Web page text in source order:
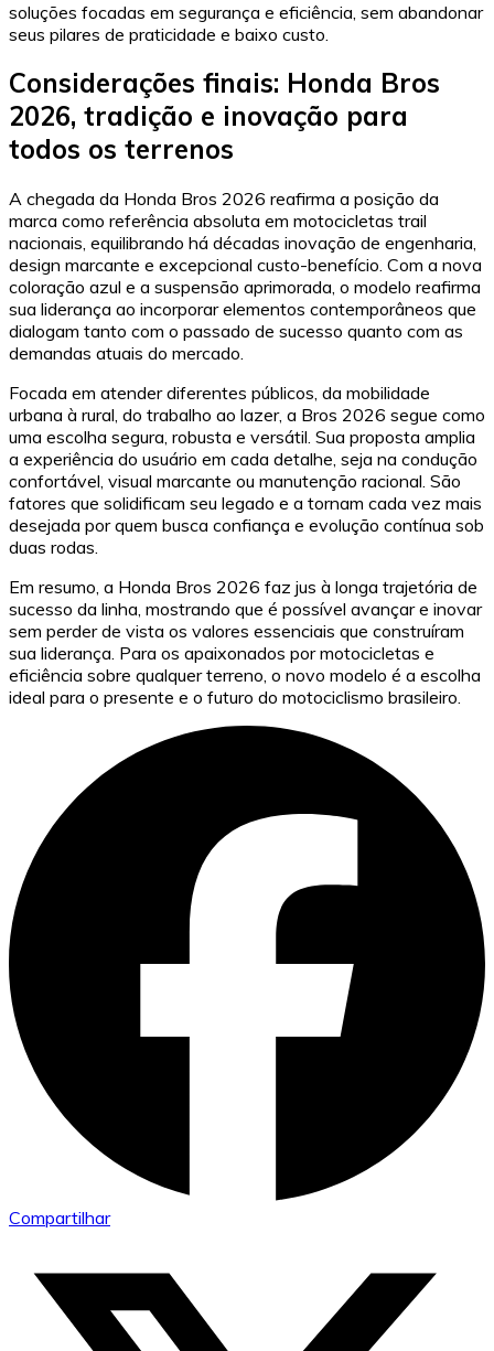
soluções focadas em segurança e eficiência, sem abandonar
seus pilares de praticidade e baixo custo.
Considerações finais: Honda Bros
2026, tradição e inovação para
todos os terrenos
A chegada da Honda Bros 2026 reafirma a posição da
marca como referência absoluta em motocicletas trail
nacionais, equilibrando há décadas inovação de engenharia,
design marcante e excepcional custo-benefício. Com a nova
coloração azul e a suspensão aprimorada, o modelo reafirma
sua liderança ao incorporar elementos contemporâneos que
dialogam tanto com o passado de sucesso quanto com as
demandas atuais do mercado.
Focada em atender diferentes públicos, da mobilidade
urbana à rural, do trabalho ao lazer, a Bros 2026 segue como
uma escolha segura, robusta e versátil. Sua proposta amplia
a experiência do usuário em cada detalhe, seja na condução
confortável, visual marcante ou manutenção racional. São
fatores que solidificam seu legado e a tornam cada vez mais
desejada por quem busca confiança e evolução contínua sob
duas rodas.
Em resumo, a Honda Bros 2026 faz jus à longa trajetória de
sucesso da linha, mostrando que é possível avançar e inovar
sem perder de vista os valores essenciais que construíram
sua liderança. Para os apaixonados por motocicletas e
eficiência sobre qualquer terreno, o novo modelo é a escolha
ideal para o presente e o futuro do motociclismo brasileiro.
Compartilhar